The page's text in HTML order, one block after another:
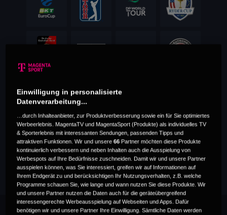
Einwilligung in personalisierte
Datenverarbeitung...
…durch Inhalteanbieter, zur Produktverbesserung sowie ein für Sie optimiertes
Werbeerlebnis. MagentaTV und MagentaSport (Produkte) als individuelles TV
& Sporterlebnis mit interessanten Sendungen, passenden Tipps und
attraktiven Funktionen. Wir und unsere66 Partner möchten diese Produkte
kontinuierlich verbessern und neben Inhalten auch die Ausspielung von
Werbespots auf Ihre Bedürfnisse zuschneiden. Damit wir und unsere Partner
ausspielen können, was Sie interessiert, greifen wir auf Informationen auf
Ihrem Endgerät zu und berücksichtigen Ihr Nutzungsverhalten, z.B. welche
Programme schauen Sie, wie lange und wann nutzen Sie diese Produkte. Wir
und unsere Partner nutzen die Daten auch für die geräteübergreifend
interessengerechte Werbeausspielung auf Webseiten und Apps. Dafür
benötigen wir und unsere Partner Ihre Einwilligung. Sämtliche Daten werden